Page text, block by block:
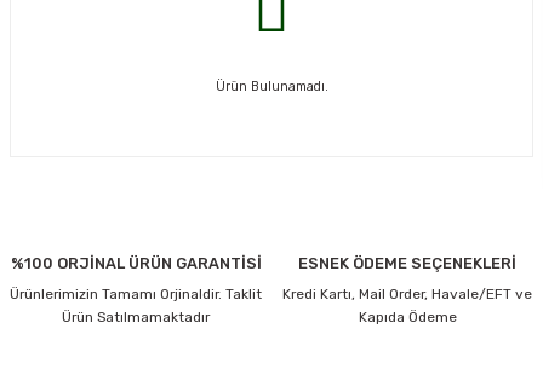
Ürün Bulunamadı.
%100 ORJİNAL ÜRÜN GARANTİSİ
Ürünlerimizin Tamamı Orjinaldir. Taklit
Ürün Satılmamaktadır
ESNEK ÖDEME SEÇENEKLERİ
Kredi Kartı, Mail Order, Havale/EFT ve
Kapıda Ödeme